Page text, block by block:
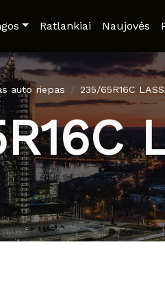
Ratlankiai Naujovės
auto riepas 235/65R16C